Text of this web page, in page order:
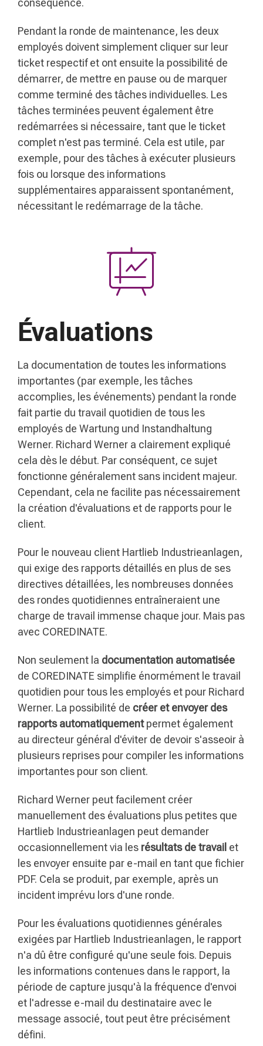
conséquence.
Pendant la ronde de maintenance, les deux
employés doivent simplement cliquer sur leur
ticket respectif et ont ensuite la possibilité de
démarrer, de mettre en pause ou de marquer
comme terminé des tâches individuelles. Les
tâches terminées peuvent également être
redémarrées si nécessaire, tant que le ticket
complet n'est pas terminé. Cela est utile, par
exemple, pour des tâches à exécuter plusieurs
fois ou lorsque des informations
supplémentaires apparaissent spontanément,
nécessitant le redémarrage de la tâche.
Évaluations
La documentation de toutes les informations
importantes (par exemple, les tâches
accomplies, les événements) pendant la ronde
fait partie du travail quotidien de tous les
employés de Wartung und Instandhaltung
Werner. Richard Werner a clairement expliqué
cela dès le début. Par conséquent, ce sujet
fonctionne généralement sans incident majeur.
Cependant, cela ne facilite pas nécessairement
la création d'évaluations et de rapports pour le
client.
Pour le nouveau client Hartlieb Industrieanlagen,
qui exige des rapports détaillés en plus de ses
directives détaillées, les nombreuses données
des rondes quotidiennes entraîneraient une
charge de travail immense chaque jour. Mais pas
avec COREDINATE.
Non seulement la documentation automatisée
de COREDINATE simplifie énormément le travail
quotidien pour tous les employés et pour Richard
Werner. La possibilité de créer et envoyer des
rapports automatiquementpermet également
au directeur général d'éviter de devoir s'asseoir à
plusieurs reprises pour compiler les informations
importantes pour son client.
Richard Werner peut facilement créer
manuellement des évaluations plus petites que
Hartlieb Industrieanlagen peut demander
occasionnellement via les résultats de travail et
les envoyer ensuite par e-mail en tant que fichier
PDF. Cela se produit, par exemple, après un
incident imprévu lors d'une ronde.
Pour les évaluations quotidiennes générales
exigées par Hartlieb Industrieanlagen, le rapport
n'a dû être configuré qu'une seule fois. Depuis
les informations contenues dans le rapport, la
période de capture jusqu'à la fréquence d'envoi
et l'adresse e-mail du destinataire avec le
message associé, tout peut être précisément
défini.